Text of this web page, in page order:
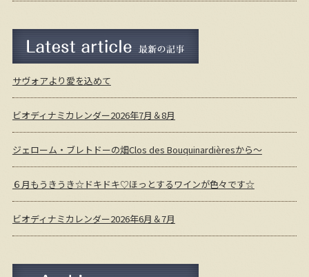
サヴォアより愛を込めて
ビオディナミカレンダー2026年7月＆8月
ジェローム・ブレトドーの畑Clos des Bouquinardièresから～
６月もうきうき☆ドキドキ♡ほっとするワインが色々です☆
ビオディナミカレンダー2026年6月＆7月